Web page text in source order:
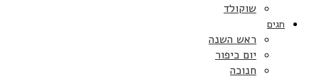
שוקולד
חגים
ראש השנה
יום כיפור
חנוכה